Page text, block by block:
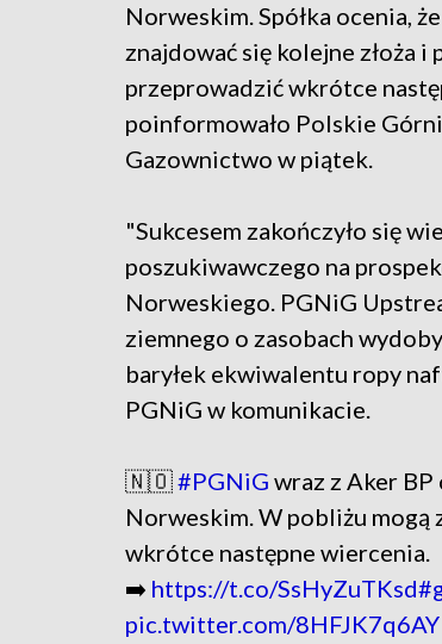
Norweskim. Spółka ocenia,
znajdować się kolejne złoża i
przeprowadzić wkrótce
poinformowało Polskie
Gazownictwo w piątek.
"Sukcesem zakończyło się
poszukiwawczego na
Norweskiego. PGNiG
ziemnego o zasobach
baryłek ekwiwalentu ropy
PGNiG w komunikacie.
🇳🇴#PGNiG wraz z Aker
Norweskim. W pobliżu mogą
wkrótce następne wiercenia.
➡️ https://t.co/SsHyZuTKsd
pic.twitter.com/8HFJK7q6AY